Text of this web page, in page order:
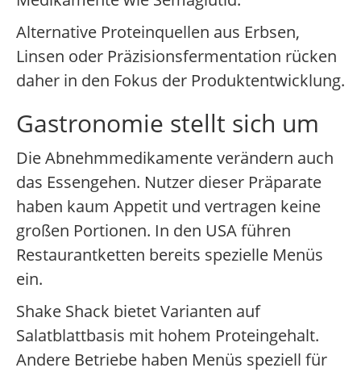
Alternative Proteinquellen aus Erbsen,
Linsen oder Präzisionsfermentation rücken
daher in den Fokus der Produktentwicklung.
Gastronomie stellt sich um
Die Abnehmmedikamente verändern auch
das Essengehen. Nutzer dieser Präparate
haben kaum Appetit und vertragen keine
großen Portionen. In den USA führen
Restaurantketten bereits spezielle Menüs
ein.
Shake Shack bietet Varianten auf
Salatblattbasis mit hohem Proteingehalt.
Andere Betriebe haben Menüs speziell für